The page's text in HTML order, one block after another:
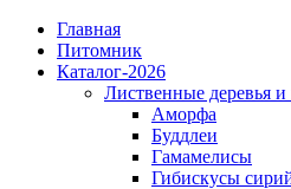
Главная
Питомник
Каталог-2026
Лиственные деревья и
Аморфа
Буддлеи
Гамамелисы
Гибискусы